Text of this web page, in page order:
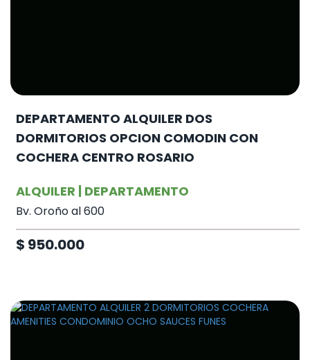
DEPARTAMENTO ALQUILER DOS
DORMITORIOS OPCION COMODIN CON
COCHERA CENTRO ROSARIO
ALQUILER | DEPARTAMENTO
Bv. Oroño al 600
$ 950.000